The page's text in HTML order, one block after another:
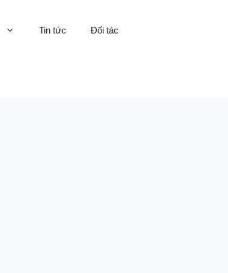
Tin tức Đối tác